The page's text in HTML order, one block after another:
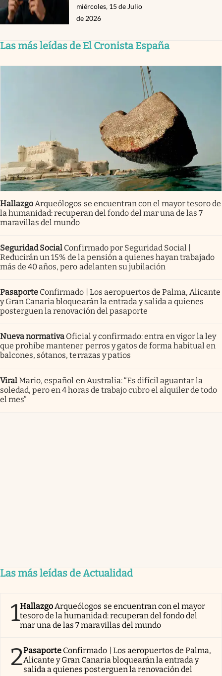
miércoles, 15 de Julio
de 2026
Las más leídas de El Cronista España
Hallazgo Arqueólogos se encuentran con el mayor tesoro de
la humanidad: recuperan del fondo del mar una de las 7
maravillas del mundo
Seguridad Social Confirmado por Seguridad Social |
Reducirán un 15% de la pensión a quienes hayan trabajado
más de 40 años, pero adelanten su jubilación
Pasaporte Confirmado | Los aeropuertos de Palma, Alicante
y Gran Canaria bloquearán la entrada y salida a quienes
posterguen la renovación del pasaporte
Nueva normativa Oficial y confirmado: entra en vigor la ley
que prohíbe mantener perros y gatos de forma habitual en
balcones, sótanos, terrazas y patios
ViralMario, español en Australia: “Es difícil aguantar la
soledad, pero en 4 horas de trabajo cubro el alquiler de todo
el mes”
Las más leídas de Actualidad
1Hallazgo Arqueólogos se encuentran con el mayor
tesoro de la humanidad: recuperan del fondo del
mar una de las 7 maravillas del mundo
2Pasaporte Confirmado | Los aeropuertos de Palma,
Alicante y Gran Canaria bloquearán la entrada y
salida a quienes posterguen la renovación del